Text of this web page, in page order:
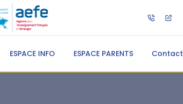
ESPACE INFO ESPACE PARENTS Contact